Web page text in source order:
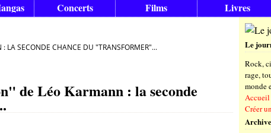
Concerts Films Livres
LA SECONDE CHANCE DU "TRANSFORMER"...
de Léo Karmann : la seconde
Le
Rock,
rage,
monde
Créer